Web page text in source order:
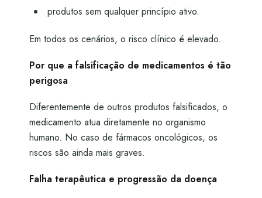
produtos sem qualquer princípio ativo.
Em todos os cenários, o risco clínico é elevado.
Por que a falsificação de medicamentos é tão
perigosa
Diferentemente de outros produtos falsificados, o
medicamento atua diretamente no organismo
humano. No caso de fármacos oncológicos, os
riscos são ainda mais graves.
Falha terapêutica e progressão da doença